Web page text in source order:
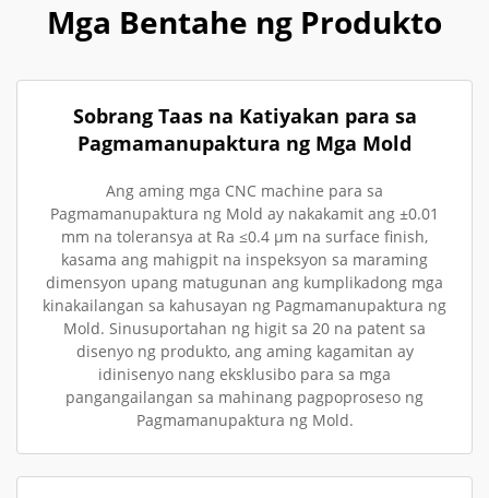
Mga Bentahe ng Produkto
Sobrang Taas na Katiyakan para sa
Pagmamanupaktura ng Mga Mold
Ang aming mga CNC machine para sa
Pagmamanupaktura ng Mold ay nakakamit ang ±0.01
mm na toleransya at Ra ≤0.4 µm na surface finish,
kasama ang mahigpit na inspeksyon sa maraming
dimensyon upang matugunan ang kumplikadong mga
kinakailangan sa kahusayan ng Pagmamanupaktura ng
Mold. Sinusuportahan ng higit sa 20 na patent sa
disenyo ng produkto, ang aming kagamitan ay
idinisenyo nang eksklusibo para sa mga
pangangailangan sa mahinang pagpoproseso ng
Pagmamanupaktura ng Mold.